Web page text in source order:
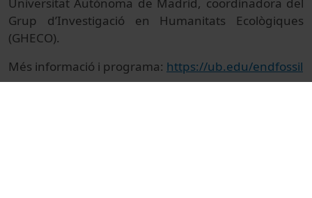
Universitat Autònoma de Madrid, coordinadora del
Grup d’Investigació en Humanitats Ecològiques
(GHECO).
Més informació i programa: https://ub.edu/endfossil